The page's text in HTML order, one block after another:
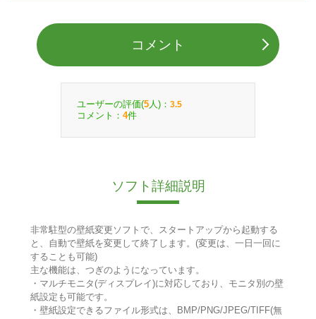
コメント
ユーザーの評価(5 人)： 3.5
コメント： 4件
ソフト詳細説明
非常駐型の壁紙変更ソフトで、スタートアップから起動する
と、自動で壁紙を変更して終了します。(変更は、一日一回に
することも可能)
主な機能は、つぎのようになっています。
・マルチモニタ(ディスプレイ)に対応しており、モニタ別の壁
紙設定も可能です。
・壁紙設定できるファイル形式は、BMP/PNG/JPEG/TIFF(無